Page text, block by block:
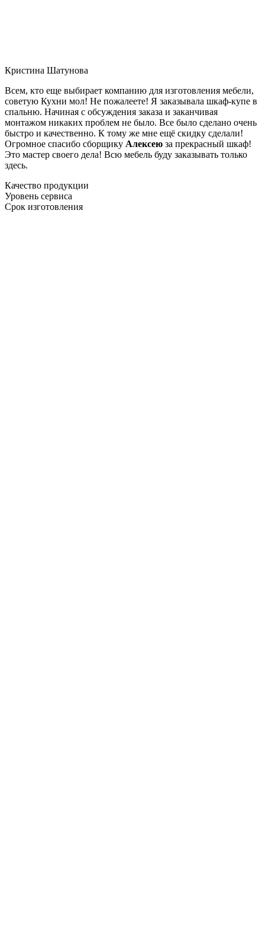
Кристина Шатунова
Всем, кто еще выбирает компанию для изготовления мебели,
советую Кухни мол! Не пожалеете! Я заказывала шкаф-купе в
спальню. Начиная с обсуждения заказа и заканчивая
монтажом никаких проблем не было. Все было сделано очень
быстро и качественно. К тому же мне ещё скидку сделали!
Огромное спасибо сборщику Алексею за прекрасный шкаф!
Это мастер своего дела! Всю мебель буду заказывать только
здесь.
Качество продукции
Уровень сервиса
Срок изготовления